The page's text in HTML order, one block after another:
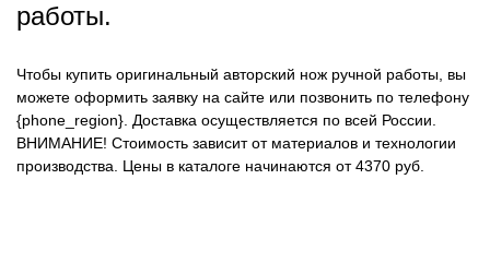
работы.
Чтобы купить оригинальный авторский нож ручной работы, вы
можете оформить заявку на сайте или позвонить по телефону
{phone_region}. Доставка осуществляется по всей России.
ВНИМАНИЕ! Стоимость зависит от материалов и технологии
производства. Цены в каталоге начинаются от 4370 руб.